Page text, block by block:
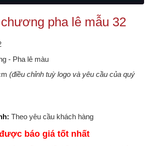
pha lê mẫu 32
- Pha lê màu
(điều chỉnh tuỳ logo và yêu cầu của quý
Theo yêu cầu khách hàng
báo giá tốt nhất